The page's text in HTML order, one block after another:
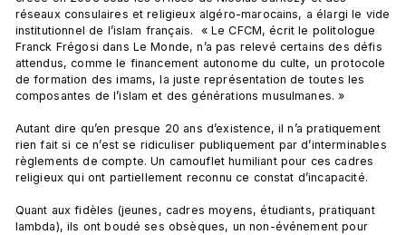
réseaux consulaires et religieux algéro-marocains, a élargi le vide
institutionnel de l’islam français.  « Le CFCM, écrit le politologue
Franck Frégosi dans Le Monde, n’a pas relevé certains des défis
attendus, comme le financement autonome du culte, un protocole
de formation des imams, la juste représentation de toutes les
composantes de l’islam et des générations musulmanes. »
Autant dire qu’en presque 20 ans d’existence, il n’a pratiquement
rien fait si ce n’est se ridiculiser publiquement par d’interminables
règlements de compte. Un camouflet humiliant pour ces cadres
religieux qui ont partiellement reconnu ce constat d’incapacité.
Quant aux fidèles (jeunes, cadres moyens, étudiants, pratiquant
lambda), ils ont boudé ses obsèques, un non-événement pour